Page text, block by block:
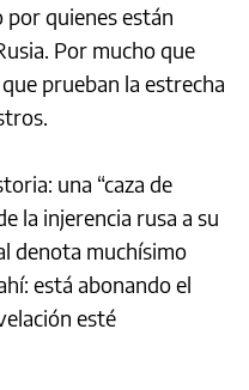
por quienes están
Por mucho que
prueban la estrecha
una “caza de
la injerencia rusa a su
denota muchísimo
está abonando el
esté